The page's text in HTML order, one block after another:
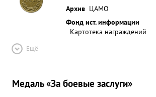
Архив ЦАМО
Фонд ист. информации
Картотека награждений
Ещё
Медаль «За боевые заслуги»